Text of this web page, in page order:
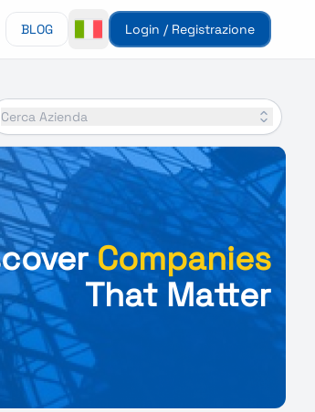
BLOG Login / Registrazione
Cerca Azienda
Companies
That Matter